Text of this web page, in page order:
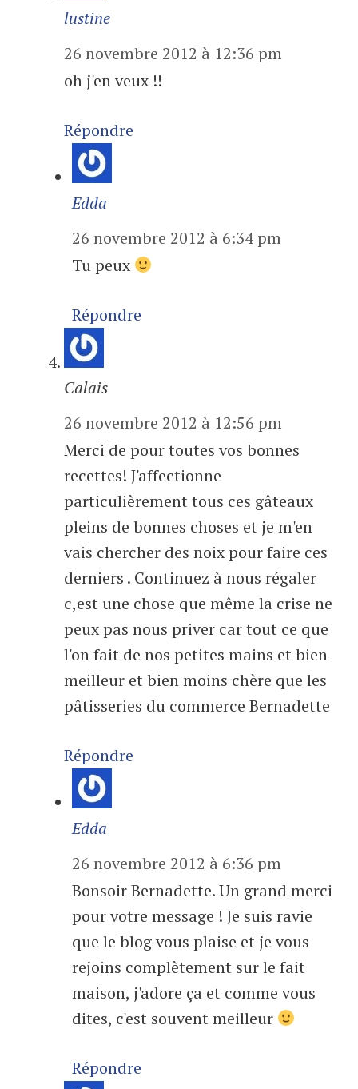
lustine
26 novembre 2012 à 12:36 pm
oh j'en veux !!
Répondre
Edda
26 novembre 2012 à 6:34 pm
Tu peux
Répondre
Calais
26 novembre 2012 à 12:56 pm
Merci de pour toutes vos bonnes
recettes! J'affectionne
particulièrement tous ces gâteaux
pleins de bonnes choses et je m'en
vais chercher des noix pour faire ces
derniers . Continuez à nous régaler
c,est une chose que même la crise ne
peux pas nous priver car tout ce que
l'on fait de nos petites mains et bien
meilleur et bien moins chère que les
pâtisseries du commerce Bernadette
Répondre
Edda
26 novembre 2012 à 6:36 pm
Bonsoir Bernadette. Un grand merci
pour votre message ! Je suis ravie
que le blog vous plaise et je vous
rejoins complètement sur le fait
maison, j'adore ça et comme vous
dites, c'est souvent meilleur
Répondre